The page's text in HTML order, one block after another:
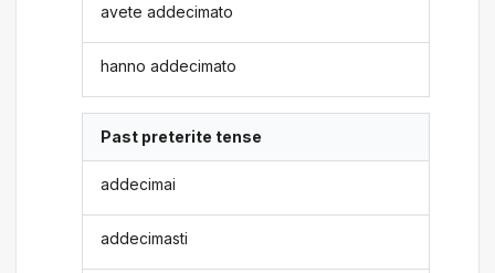
avete addecimato
hanno addecimato
Past preterite tense
addecimai
addecimasti